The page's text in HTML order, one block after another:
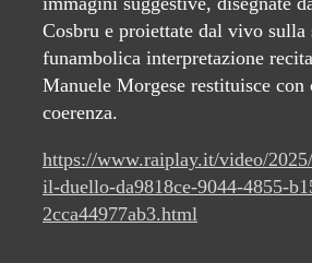
Cosbru e proiettate dal vivo sulla
funambolica interpretazione
Manuele Morgese restituisce con
coerenza.
https://www.raiplay.it/video/
il-duello-da9818ce-9044-4855-
2cca44977ab3.html